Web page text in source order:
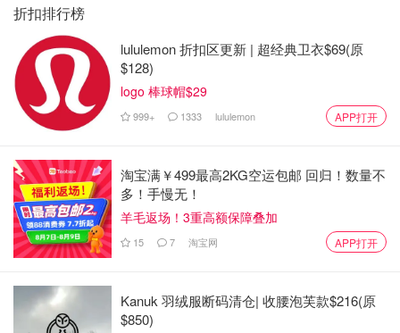
🎭之前做了个手绘DIY，有点夸张。
🎭我是挺喜欢蓝色和金色的涂层。我感觉放的位置还是
很适合的。细节也很好，但是可惜的是不能把这个放在
脸上很长时间。
🎭我觉得太好看了，忍不住还是发了出来。请不要吐槽
我。😁
DIY袋子
折扣排行榜
lululemon 折扣区更新 | 超经典卫衣$69(原
$128)
logo 棒球帽$29
999+ 1333 lululemon APP打开
淘宝满￥499最高2KG空运包邮 回归！数量不
多！手慢无！
羊毛返场！3重高额保障叠加
15 7 淘宝网 APP打开
Kanuk 羽绒服断码清仓| 收腰泡芙款$216(原
$850)